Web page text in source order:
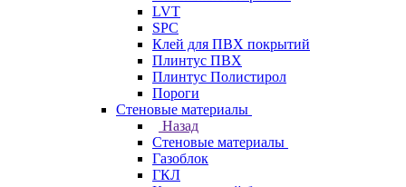
LVT
SPC
Клей для ПВХ покрытий
Плинтус ПВХ
Плинтус Полистирол
Пороги
Стеновые материалы
Назад
Стеновые материалы
Газоблок
ГКЛ